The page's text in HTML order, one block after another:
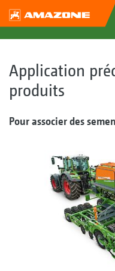
Application
produits
Pour associer des